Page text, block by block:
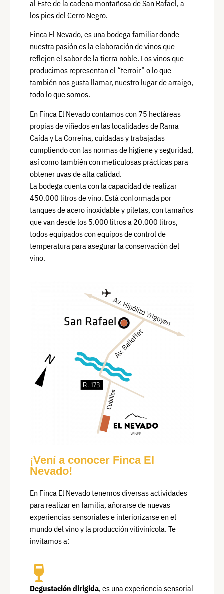
al Este de la cadena montañosa de San Rafael, a
los pies del Cerro Negro.
Finca El Nevado, es una bodega familiar donde
nuestra pasión es la elaboración de vinos que
reflejen el sabor de la tierra noble. Los vinos que
producimos representan el “terroir” o lo que
también nos gusta llamar, nuestro lugar de arraigo,
todo lo que somos.
En Finca El Nevado contamos con 75 hectáreas
propias de viñedos en las localidades de Rama
Caída y La Correína, cuidadas y trabajadas
cumpliendo con las normas de higiene y seguridad,
así como también con meticulosas prácticas para
obtener uvas de alta calidad.
La bodega cuenta con la capacidad de realizar
450.000 litros de vino. Está conformada por
tanques de acero inoxidable y piletas, con tamaños
que van desde los 5.000 litros a 20.000 litros,
todos equipados con equipos de control de
temperatura para asegurar la conservación del
vino.
¡Vení a conocer Finca El
Nevado!
En Finca El Nevado tenemos diversas actividades
para realizar en familia, añorarse de nuevas
experiencias sensoriales e interiorizarse en el
mundo del vino y la producción vitivinícola. Te
invitamos a:
Degustación dirigida, es una experiencia sensorial